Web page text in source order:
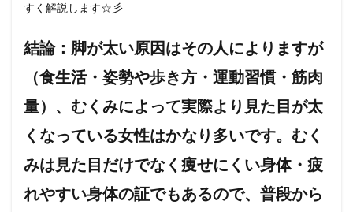
すく解説します☆彡
結論：脚が太い原因はその人によりますが
（食生活・姿勢や歩き方・運動習慣・筋肉
量）、むくみによって実際より見た目が太
くなっている女性はかなり多いです。むく
みは見た目だけでなく痩せにくい身体・疲
れやすい身体の証でもあるので、普段から